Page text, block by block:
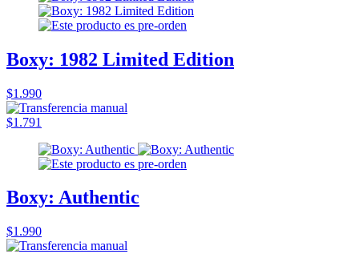
Boxy: 1982 Limited Edition
$1.990
$1.791
Boxy: Authentic
$1.990